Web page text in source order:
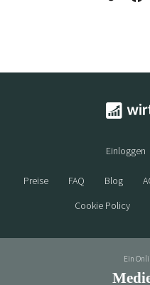
Einloggen
Preise FAQ Blog
Cookie Policy
Ein